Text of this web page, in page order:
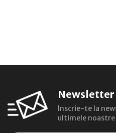
Newsletter
Inscrie-te la
ultimele